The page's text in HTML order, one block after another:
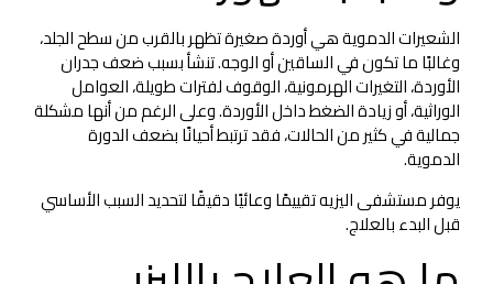
الشعيرات الدموية هي أوردة صغيرة تظهر بالقرب من سطح الجلد،
وغالبًا ما تكون في الساقين أو الوجه. تنشأ بسبب ضعف جدران
الأوردة، التغيرات الهرمونية، الوقوف لفترات طويلة، العوامل
الوراثية، أو زيادة الضغط داخل الأوردة. وعلى الرغم من أنها مشكلة
جمالية في كثير من الحالات، فقد ترتبط أحيانًا بضعف الدورة
الدموية.
يوفر مستشفى اليزيه تقييمًا وعائيًا دقيقًا لتحديد السبب الأساسي
قبل البدء بالعلاج.